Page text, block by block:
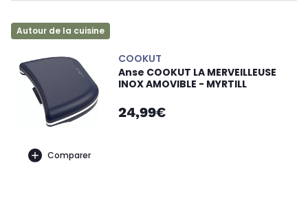
Autour de la cuisine
Comparer
COOKUT
Anse COOKUT LA MERVEILLEUSE
INOX AMOVIBLE - MYRTILL
24,99€